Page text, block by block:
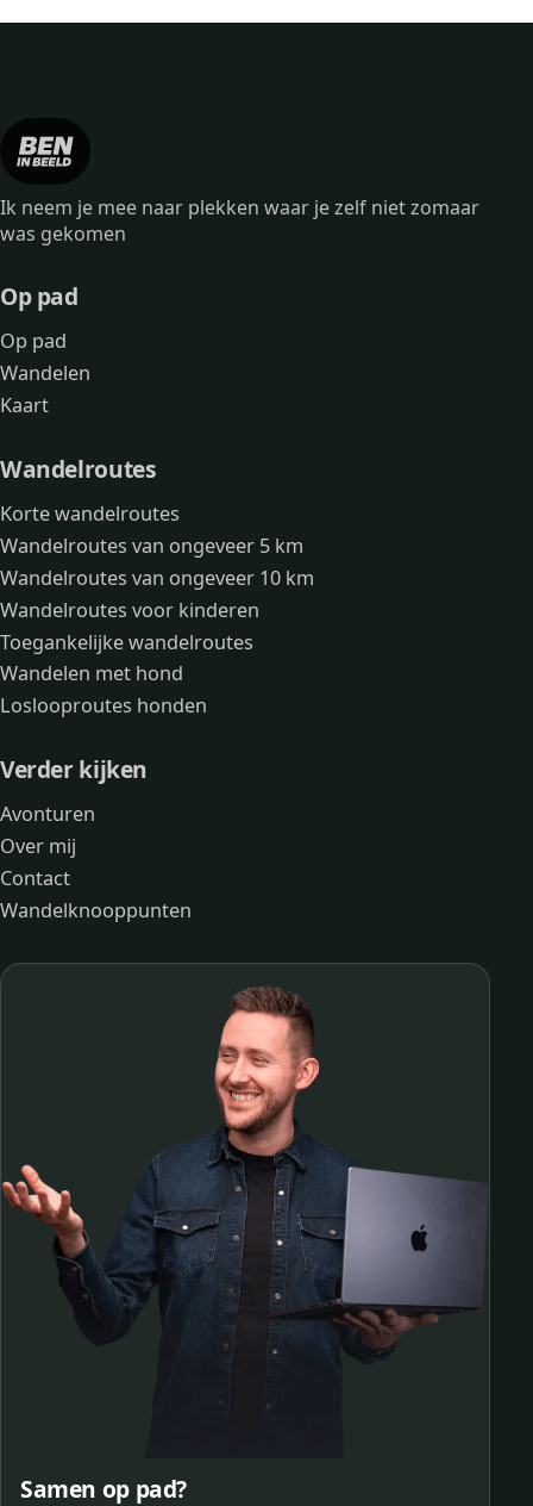
Ik neem je mee naar plekken waar je zelf niet zomaar
was gekomen
Op pad
Op pad
Wandelen
Kaart
Wandelroutes
Korte wandelroutes
Wandelroutes van ongeveer 5 km
Wandelroutes van ongeveer 10 km
Wandelroutes voor kinderen
Toegankelijke wandelroutes
Wandelen met hond
Loslooproutes honden
Verder kijken
Avonturen
Over mij
Contact
Wandelknooppunten
Samen op pad?